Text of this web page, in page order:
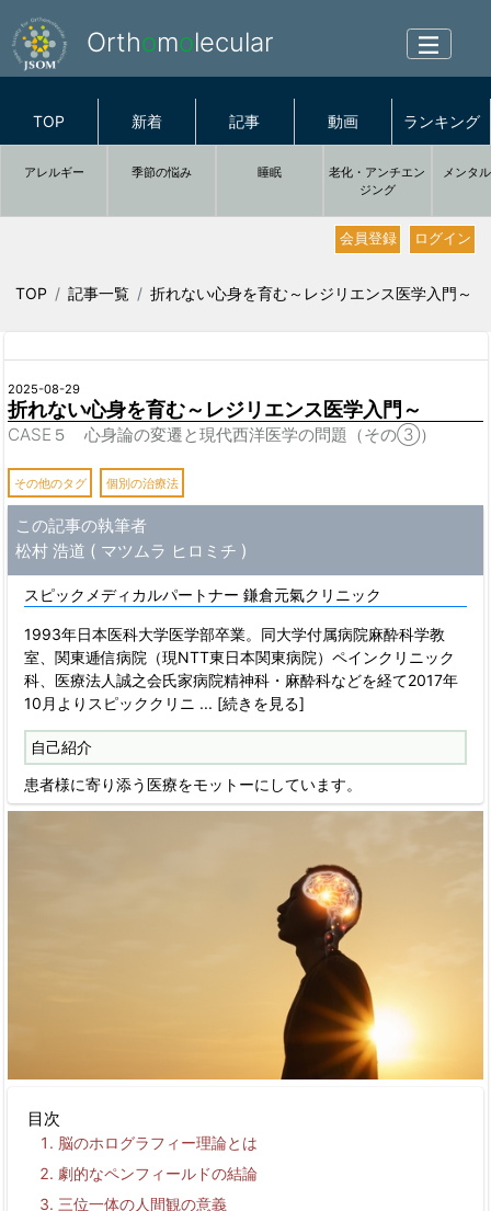
Orthomolecular
TOP 新着 記事 動画 ランキング
アレルギー 季節の悩み 睡眠
老化・アンチエン
ジング
メンタ
ログイン
会員登録
TOP 記事一覧 折れない心身を育む～レジリエンス医学入門～
2025-08-29
折れない心身を育む～レジリエンス医学入門～
CASE５ 心身論の変遷と現代西洋医学の問題（その③）
その他のタグ 個別の治療法
この記事の執筆者
松村 浩道 ( マツムラ ヒロミチ )
スピックメディカルパートナー 鎌倉元氣クリニック
1993年日本医科大学医学部卒業。同大学付属病院麻酔科学教
室、関東逓信病院（現NTT東日本関東病院）ペインクリニック
科、医療法人誠之会氏家病院精神科・麻酔科などを経て2017年
10月よりスピッククリニ ... [続きを見る]
自己紹介
患者様に寄り添う医療をモットーにしています。
目次
脳のホログラフィー理論とは
劇的なペンフィールドの結論
三位一体の人間観の意義